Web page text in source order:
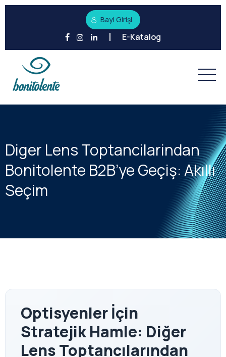
Bayi Girişi
E-Katalog
Diger Lens Toptancilarindan
Bonitolente B2B’ye Geçiş: Akıllı
Seçim
Optisyenler İçin
Stratejik Hamle: Diğer
Lens Toptancılarından